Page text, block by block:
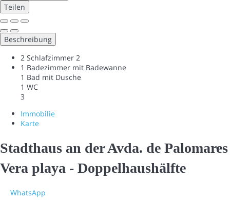
Teilen
Beschreibung
2 Schlafzimmer 2
1 Badezimmer mit Badewanne
1 Bad mit Dusche
1 WC
3
Immobilie
Karte
Stadthaus an der Avda. de Palomares
Vera playa - Doppelhaushälfte
WhatsApp